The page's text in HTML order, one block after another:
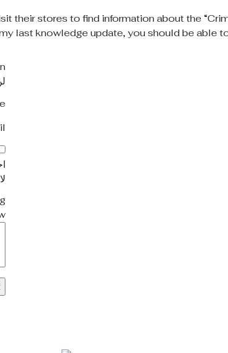
their stores to find information about the
last knowledge update, you should be able